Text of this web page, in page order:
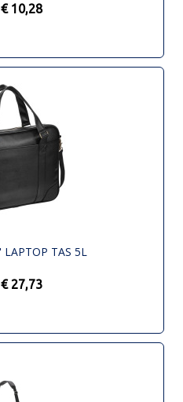
€ 10,28
LAPTOP TAS 5L
€ 27,73